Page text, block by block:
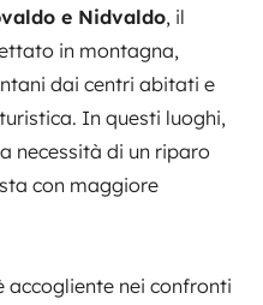
e Nidvaldo, il
in montagna,
dai centri abitati e
In questi luoghi,
necessità di un riparo
con maggiore
accogliente nei confronti